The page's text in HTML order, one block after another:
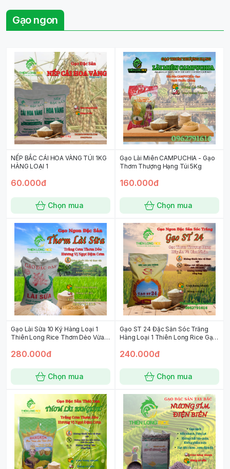
Gạo ngon
NẾP BẮC CÁI HOA VÀNG TÚI 1KG
HÀNG LOẠI 1
60.000đ
Chọn mua
Gạo Lài Miên CAMPUCHIA - Gạo
Thơm Thượng Hạng Túi 5Kg
160.000đ
Chọn mua
Gạo Lài Sữa 10 Ký Hàng Loại 1
Thiên Long Rice Thơm Dẻo Vừa
280.000đ
Chọn mua
Gạo ST 24 Đặc Sản Sóc Trăng
Hàng Loại 1 Thiên Long Rice Gạo
Cảm Nhận
240.000đ
Chọn mua